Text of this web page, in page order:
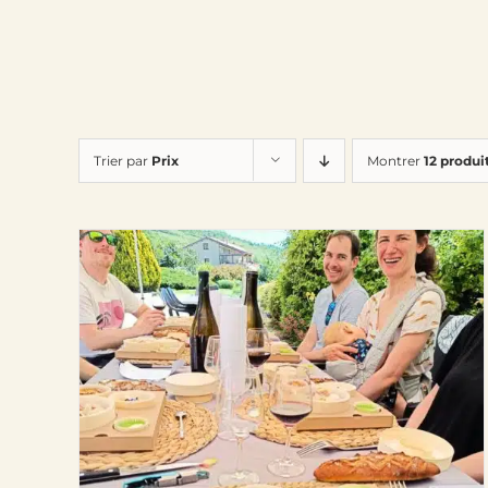
Trier par Prix Montrer 12